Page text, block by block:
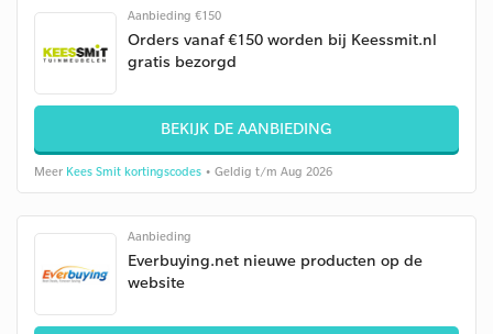
Aanbieding €150
Orders vanaf €150 worden bij Keessmit.nl
gratis bezorgd
BEKIJK DE AANBIEDING
Meer Kees Smit kortingscodes • Geldig t/m Aug 2026
Aanbieding
Everbuying.net nieuwe producten op de
website